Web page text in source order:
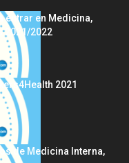
entrar en Medicina,
2021/2022
2021
de Medicina Interna,